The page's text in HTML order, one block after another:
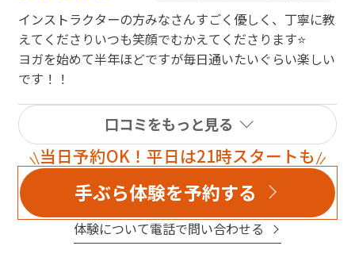
インストラクターの方みなさんすごく優しく、丁寧に教
えてくださりいつも笑顔でむかえてくださります⭐️
ヨガを始めて半年ほどですが毎日通いたいぐらい楽しい
です！！
口コミをもっと見る
当日予約OK！平日は21時スタートも
手ぶら体験を予約する
体験について電話で問い合わせる